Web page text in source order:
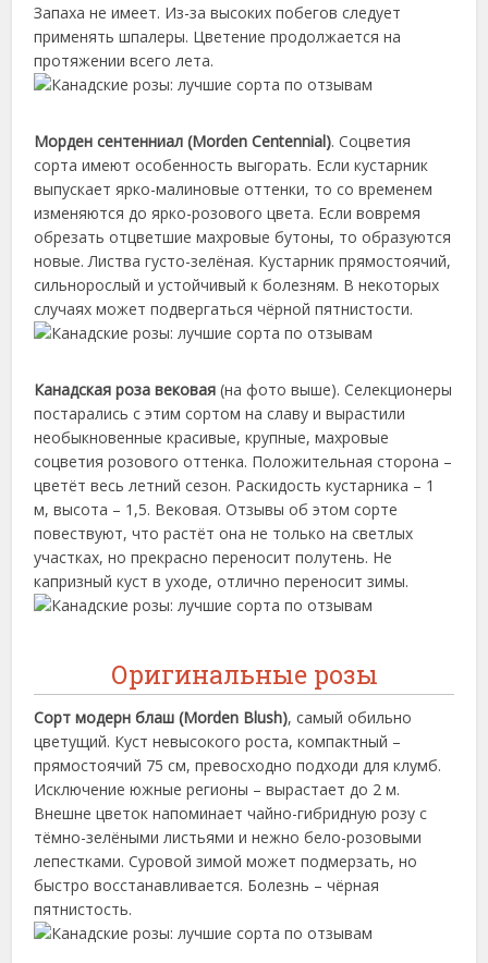
Запаха не имеет. Из-за высоких побегов следует
применять шпалеры. Цветение продолжается на
протяжении всего лета.
Морден сентенниал (Morden Centennial). Соцветия
сорта имеют особенность выгорать. Если кустарник
выпускает ярко-малиновые оттенки, то со временем
изменяются до ярко-розового цвета. Если вовремя
обрезать отцветшие махровые бутоны, то образуются
новые. Листва густо-зелёная. Кустарник прямостоячий,
сильнорослый и устойчивый к болезням. В некоторых
случаях может подвергаться чёрной пятнистости.
Канадская роза вековая (на фото выше). Селекционеры
постарались с этим сортом на славу и вырастили
необыкновенные красивые, крупные, махровые
соцветия розового оттенка. Положительная сторона –
цветёт весь летний сезон. Раскидость кустарника – 1
м, высота – 1,5. Вековая. Отзывы об этом сорте
повествуют, что растёт она не только на светлых
участках, но прекрасно переносит полутень. Не
капризный куст в уходе, отлично переносит зимы.
Оригинальные розы
Сорт модерн блаш (Morden Blush), самый обильно
цветущий. Куст невысокого роста, компактный –
прямостоячий 75 см, превосходно подходи для клумб.
Исключение южные регионы – вырастает до 2 м.
Внешне цветок напоминает чайно-гибридную розу с
тёмно-зелёными листьями и нежно бело-розовыми
лепестками. Суровой зимой может подмерзать, но
быстро восстанавливается. Болезнь – чёрная
пятнистость.